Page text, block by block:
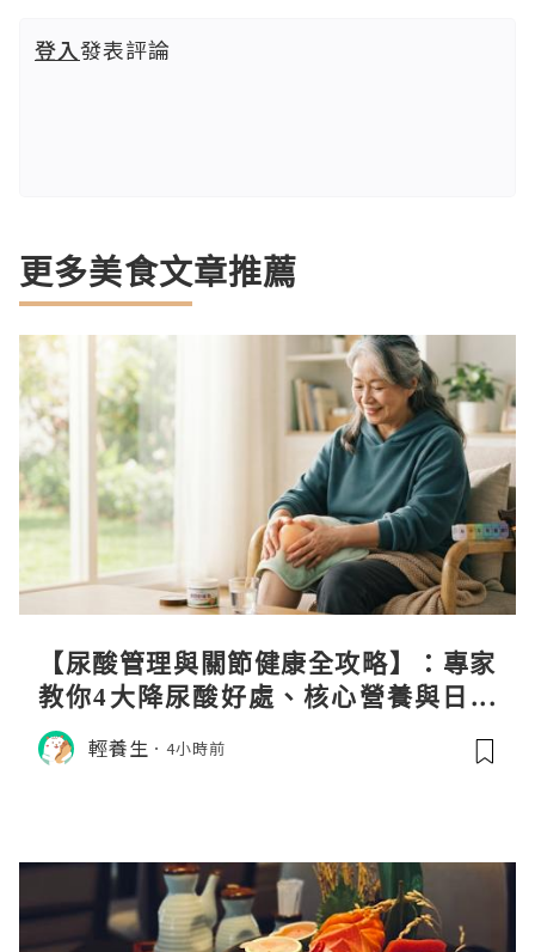
登入發表評論
更多美食文章推薦
【尿酸管理與關節健康全攻略】：專家
教你4大降尿酸好處、核心營養與日常
飲食調理秘訣
輕養生 4小時前